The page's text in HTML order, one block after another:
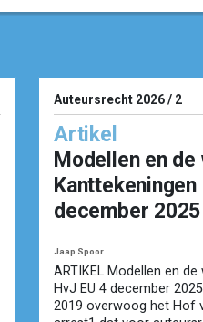
Auteursrecht 2026 / 2
Artikel
Modellen en
Kanttekeningen
december
Jaap Spoor
ARTIKEL Modellen en
HvJ EU 4 december
2019 overwoog het Hof